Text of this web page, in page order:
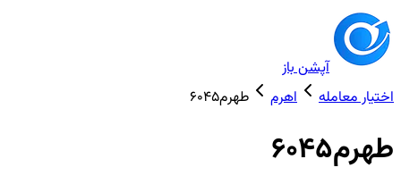
آپشن باز
اختیار معامله
اهرم طهرم6045
طهرم6045